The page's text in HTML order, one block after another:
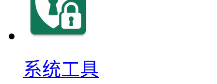
系统工具